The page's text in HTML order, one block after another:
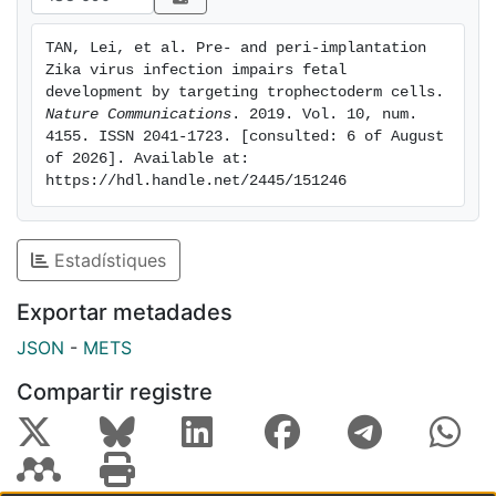
Cumulatively, these data elucidate a previously
implantation ZIKV infection and microcephaly
TAN, Lei, et al. Pre- and peri-implantation
Zika virus infection impairs fetal
Nature Communications . 2019. Vol. 10, num.
4155. ISSN 2041-1723. [consulted: 6 of August
of 2026]. Available at:
https://hdl.handle.net/2445/151246
Estadístiques
Exportar metadades
JSON - METS
Compartir registre